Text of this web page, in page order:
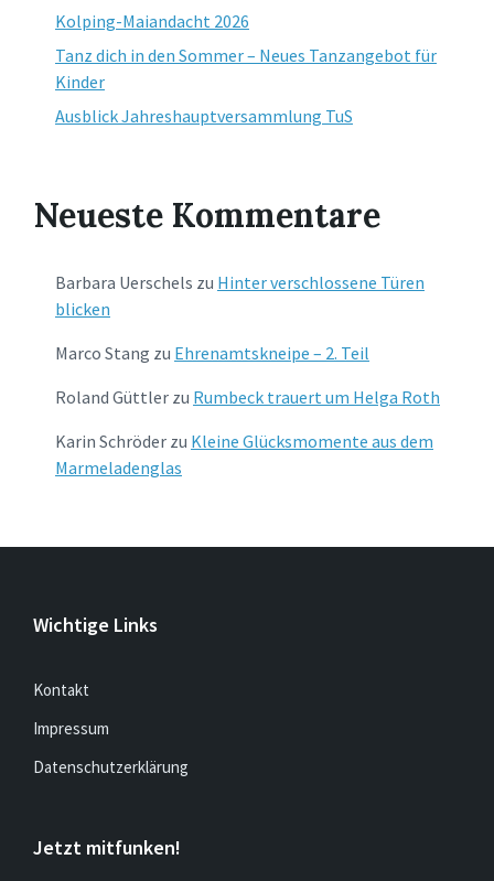
Kolping-Maiandacht 2026
Tanz dich in den Sommer – Neues Tanzangebot für
Kinder
Ausblick Jahreshauptversammlung TuS
Neueste Kommentare
Barbara Uerschels zu Hinter verschlossene Türen
blicken
Marco Stang zu Ehrenamtskneipe – 2. Teil
Roland Güttler zu Rumbeck trauert um Helga Roth
Karin Schröder zu Kleine Glücksmomente aus dem
Marmeladenglas
Wichtige Links
Kontakt
Impressum
Datenschutzerklärung
Jetzt mitfunken!